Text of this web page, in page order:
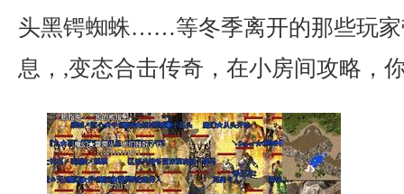
头黑锷蜘蛛……等冬季离开的那些玩家
息，,变态合击传奇，在小房间攻略，